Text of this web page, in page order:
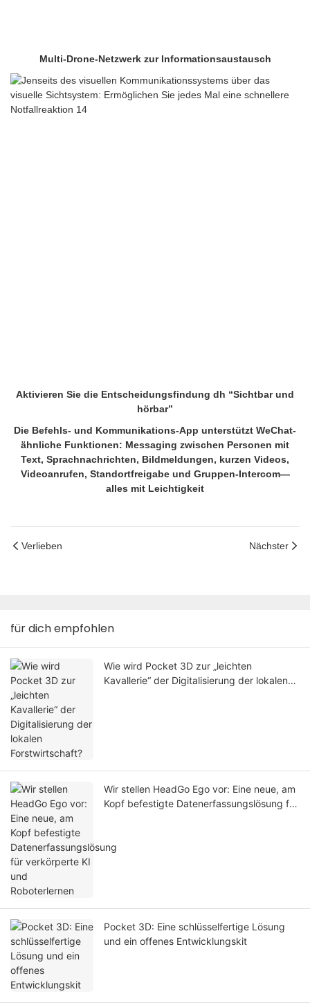
Multi-Drone-Netzwerk zur Informationsaustausch
Aktivieren Sie die Entscheidungsfindung dh “Sichtbar und
hörbar”
Die Befehls- und Kommunikations-App unterstützt WeChat-
ähnliche Funktionen: Messaging zwischen Personen mit
Text, Sprachnachrichten, Bildmeldungen, kurzen Videos,
Videoanrufen, Standortfreigabe und Gruppen-Intercom—
alles mit Leichtigkeit
Verlieben Nächster
für dich empfohlen
Wie wird Pocket 3D zur „leichten
Kavallerie“ der Digitalisierung der lokalen
Wir stellen HeadGo Ego vor: Eine neue, am
Kopf befestigte Datenerfassungslösung für
Pocket 3D: Eine schlüsselfertige Lösung
und ein offenes Entwicklungskit